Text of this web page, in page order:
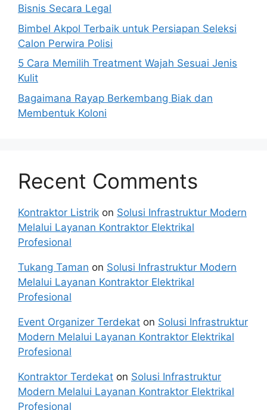
Bisnis Secara Legal
Bimbel Akpol Terbaik untuk Persiapan Seleksi
Calon Perwira Polisi
5 Cara Memilih Treatment Wajah Sesuai Jenis
Kulit
Bagaimana Rayap Berkembang Biak dan
Membentuk Koloni
Recent Comments
Kontraktor Listrik on Solusi Infrastruktur Modern
Melalui Layanan Kontraktor Elektrikal
Profesional
Tukang Taman on Solusi Infrastruktur Modern
Melalui Layanan Kontraktor Elektrikal
Profesional
Event Organizer Terdekat on Solusi Infrastruktur
Modern Melalui Layanan Kontraktor Elektrikal
Profesional
Kontraktor Terdekat on Solusi Infrastruktur
Modern Melalui Layanan Kontraktor Elektrikal
Profesional